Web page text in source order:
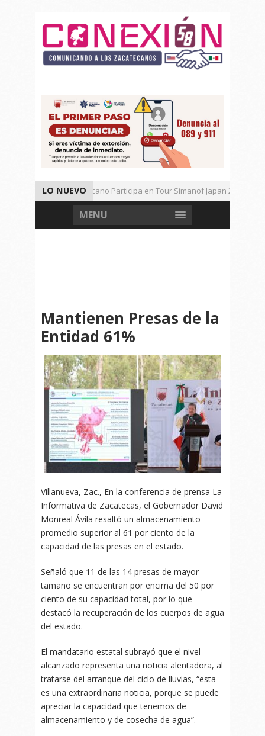
LO NUEVO
Universitario Zacatecano Participa en Tour Simanof Japan 2026
Implementa SAMA Estrategia de Reciclaje con Empresa PetStar
MENU
Mantienen Presas de la
Entidad 61%
Villanueva, Zac., En la conferencia de prensa La
Informativa de Zacatecas, el Gobernador David
Monreal Ávila resaltó un almacenamiento
promedio superior al 61 por ciento de la
capacidad de las presas en el estado.
Señaló que 11 de las 14 presas de mayor
tamaño se encuentran por encima del 50 por
ciento de su capacidad total, por lo que
destacó la recuperación de los cuerpos de agua
del estado.
El mandatario estatal subrayó que el nivel
alcanzado representa una noticia alentadora, al
tratarse del arranque del ciclo de lluvias, “esta
es una extraordinaria noticia, porque se puede
apreciar la capacidad que tenemos de
almacenamiento y de cosecha de agua”.